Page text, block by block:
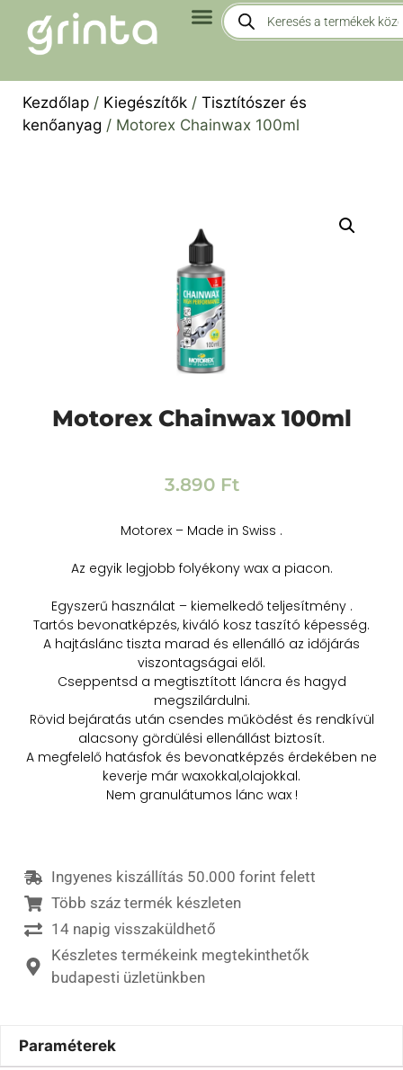
Kezdőlap / Kiegészítők / Tisztítószer és
kenőanyag / Motorex Chainwax 100ml
Motorex Chainwax 100ml
3.890 Ft
Motorex – Made in Swiss .
Az egyik legjobb folyékony wax a piacon.
Egyszerű használat – kiemelkedő teljesítmény .
Tartós bevonatképzés, kiváló kosz taszító képesség.
A hajtáslánc tiszta marad és ellenálló az időjárás
viszontagságai elől.
Cseppentsd a megtisztított láncra és hagyd
megszilárdulni.
Rövid bejáratás után csendes működést és rendkívül
alacsony gördülési ellenállást biztosít.
A megfelelő hatásfok és bevonatképzés érdekében ne
keverje már waxokkal,olajokkal.
Nem granulátumos lánc wax !
Ingyenes kiszállítás 50.000 forint felett
Több száz termék készleten
14 napig visszaküldhető
Készletes termékeink megtekinthetők
budapesti üzletünkben
Paraméterek